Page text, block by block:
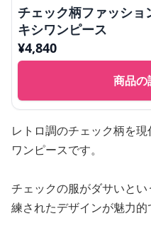
チェック柄ファッシ
キシワンピース
¥4,840
商品の
レトロ調のチェック柄を
ワンピースです。
チェックの服がダサいと
練されたデザインが魅力的